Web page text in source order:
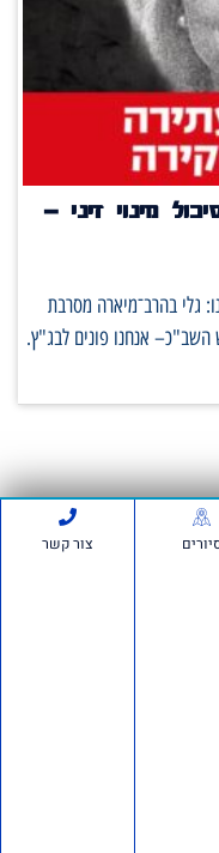
מינוי זיני –
גלי בהרב־מיארה מסרבת
השב"כ– אנחנו פונים לבג"ץ.
צור קשר